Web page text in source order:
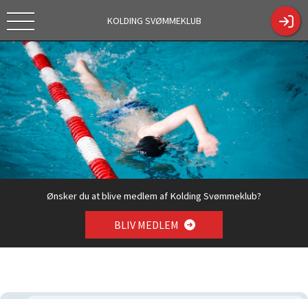
KOLDING SVØMMEKLUB
Tekstc
Tilmelding
sæson
2026/2027
https://kol
dingsk.dk/
ShowCont
entPage.a
spx?
ContentPa
geID=330
4
Ønsker du at blive medlem af Kolding Svømmeklub?
BLIV MEDLEM